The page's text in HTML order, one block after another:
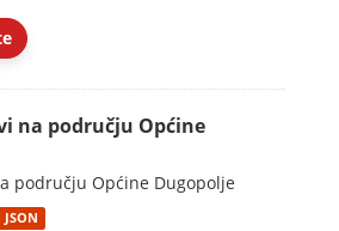
na području Općine
području Općine Dugopolje
JSON